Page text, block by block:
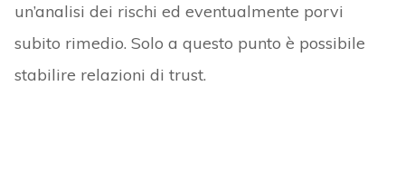
un’analisi dei rischi ed eventualmente porvi
subito rimedio. Solo a questo punto è possibile
stabilire relazioni di trust.